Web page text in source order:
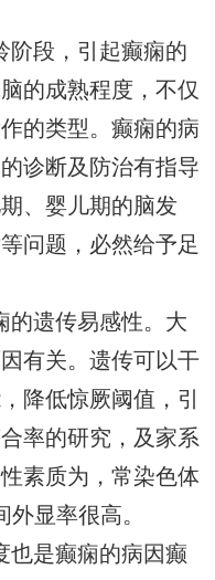
阶段，引起癫痫的
的成熟程度，不仅
的类型。癫痫的病
诊断及防治有指导
、婴儿期的脑发
问题，必然给予足
的遗传易感性。大
有关。遗传可以干
降低惊厥阈值，引
率的研究，及家系
素质为，常染色体
显率很高。
也是癫痫的病因癫